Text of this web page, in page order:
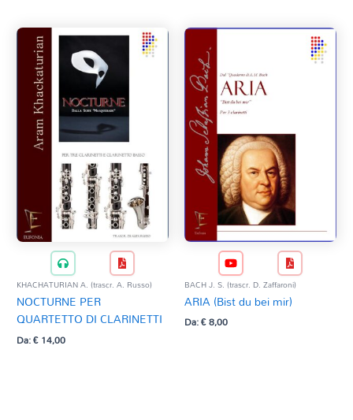
KHACHATURIAN A. (trascr. A. Russo)
NOCTURNE PER
QUARTETTO DI CLARINETTI
Da:€14,00
BACH J. S. (trascr. D. Zaffaroni)
ARIA (Bist du bei mir)
Da:€8,00